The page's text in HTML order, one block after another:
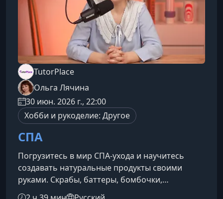
TutorPlace
Ольга Лячина
30 июн. 2026 г., 22:00
Хобби и рукоделие: Другое
СПА
Погрузитесь в мир СПА-ухода и научитесь
создавать натуральные продукты своими
руками. Скрабы, баттеры, бомбочки,
конфетки‑скрабы — вы освоите технологии,